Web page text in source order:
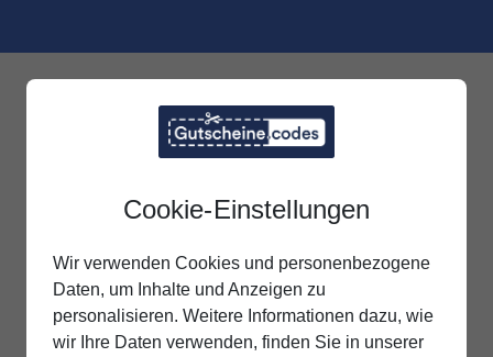
Cookie-Einstellungen
Wir verwenden Cookies und personenbezogene
Daten, um Inhalte und Anzeigen zu
personalisieren. Weitere Informationen dazu, wie
wir Ihre Daten verwenden, finden Sie in unserer